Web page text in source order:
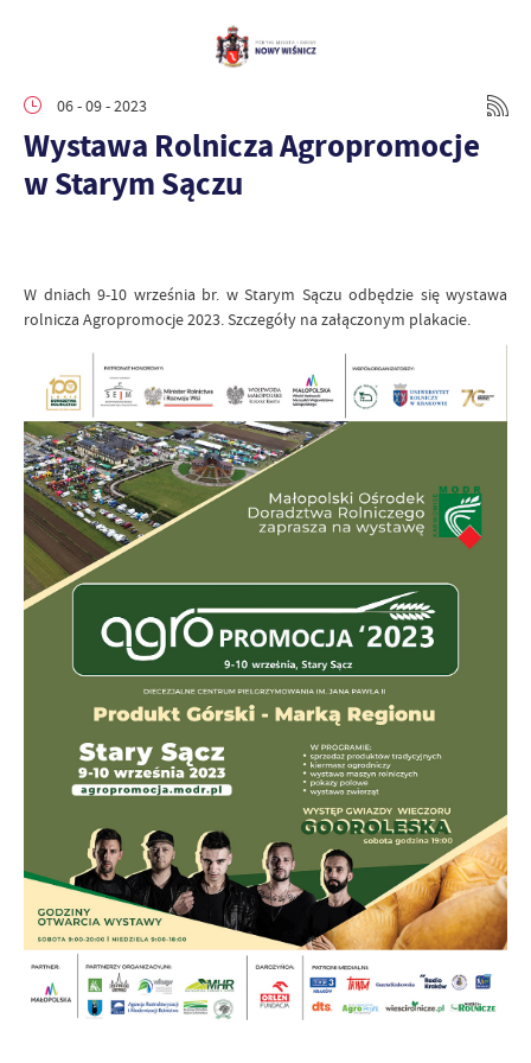
06 - 09 - 2023
Wystawa Rolnicza Agropromocje
w Starym Sączu
W dniach 9-10 września br. w Starym Sączu odbędzie się wystawa
rolnicza Agropromocje 2023. Szczegóły na załączonym plakacie.